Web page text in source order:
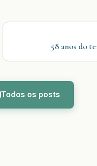
58 anos do
Todos os posts